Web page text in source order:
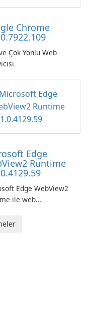
web-player content
Chrome
ve Çok Yönlü Web
Edge
Runtime
Edge WebView2
ile web